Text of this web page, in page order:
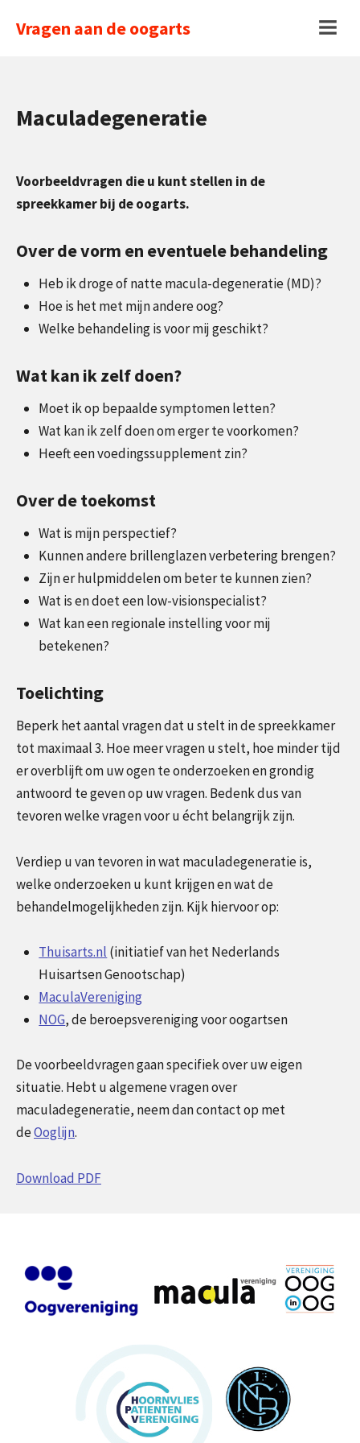
naarVragen aan de oogarts
Maculadegeneratie
Voorbeeldvragen die u kunt stellen in de
spreekkamer bij de oogarts.
Over de vorm en eventuele behandeling
Heb ik droge of natte macula-degeneratie (MD)?
Hoe is het met mijn andere oog?
Welke behandeling is voor mij geschikt?
Wat kan ik zelf doen?
Moet ik op bepaalde symptomen letten?
Wat kan ik zelf doen om erger te voorkomen?
Heeft een voedingssupplement zin?
Over de toekomst
Wat is mijn perspectief?
Kunnen andere brillenglazen verbetering brengen?
Zijn er hulpmiddelen om beter te kunnen zien?
Wat is en doet een low-visionspecialist?
Wat kan een regionale instelling voor mij
betekenen?
Toelichting
Beperk het aantal vragen dat u stelt in de spreekkamer
tot maximaal 3. Hoe meer vragen u stelt, hoe minder tijd
er overblijft om uw ogen te onderzoeken en grondig
antwoord te geven op uw vragen. Bedenk dus van
tevoren welke vragen voor u écht belangrijk zijn.
Verdiep u van tevoren in wat maculadegeneratie is,
welke onderzoeken u kunt krijgen en wat de
behandelmogelijkheden zijn. Kijk hiervoor op:
Thuisarts.nl (initiatief van het Nederlands
Huisartsen Genootschap)
MaculaVereniging
NOG, de beroepsvereniging voor oogartsen
De voorbeeldvragen gaan specifiek over uw eigen
situatie. Hebt u algemene vragen over
maculadegeneratie, neem dan contact op met
deOoglijn.
Download PDF